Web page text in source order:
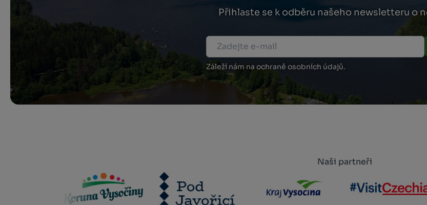
Přihlaste se k odběru našeho newsletteru o
Záleží nám na ochraně osobních údajů.
Naši partneři